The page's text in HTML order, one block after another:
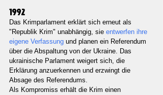
1992
Das Krimparlament erklärt sich erneut als
"Republik Krim" unabhängig, sie entwerfen ihre
eigene Verfassung und planen ein Referendum
über die Abspaltung von der Ukraine. Das
ukrainische Parlament weigert sich, die
Erklärung anzuerkennen und erzwingt die
Absage des Referendums.
Als Kompromiss erhält die Krim einen